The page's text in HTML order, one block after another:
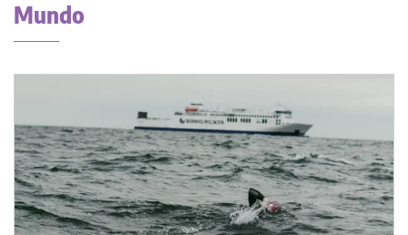
Mundo